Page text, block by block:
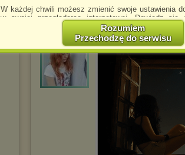
W każdej chwili możesz zmienić swoje ustawienia
w swojej przeglądarce internetowej. Dowiedz się
http://chomikuj.pl/
Jednocześnie informujemy że zmiana ustawień
spowodować ograniczenie korzystania ze strony
W przypadku braku twojej zgody na akceptację
prosimy o opuszczenie serwisu chomikuj.pl.
Wykorzystanie plików cookies przez
(dostosowanie reklam do Twoich potrzeb, analiza
Wyrażenie sprzeciwu spowoduje, że
będzie dopasowana do Twoich preferencji, a
Rozumiem
Przechodzę do serwisu
Chomikowe rozmowy
wagnerka9595